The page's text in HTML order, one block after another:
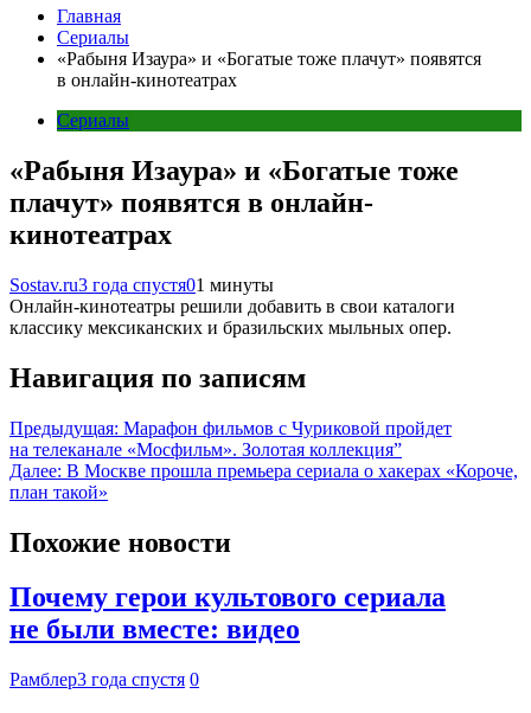
Главная
Сериалы
«Рабыня Изаура» и «Богатые тоже плачут» появятся
в онлайн-кинотеатрах
Сериалы
«Рабыня Изаура» и «Богатые тоже
плачут» появятся в онлайн-
кинотеатрах
Sostav.ru3 года спустя01 минуты
Онлайн-кинотеатры решили добавить в свои каталоги
классику мексиканских и бразильских мыльных опер.
Навигация по записям
Предыдущая: Марафон фильмов с Чуриковой пройдет
на телеканале «Мосфильм». Золотая коллекция”
Далее: В Москве прошла премьера сериала о хакерах «Короче,
план такой»
Похожие новости
Почему герои культового сериала
не были вместе: видео
Рамблер3 года спустя 0